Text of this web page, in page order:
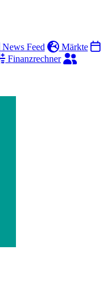
News Feed
Märkte
Finanzrechner